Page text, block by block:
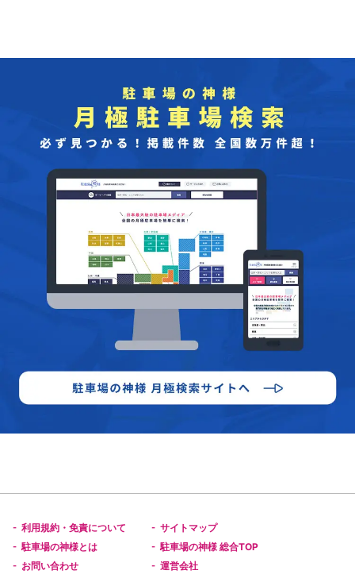
- 利用規約・免責について - サイトマップ
- 駐車場の神様とは - 駐車場の神様 総合TOP
- お問い合わせ - 運営会社